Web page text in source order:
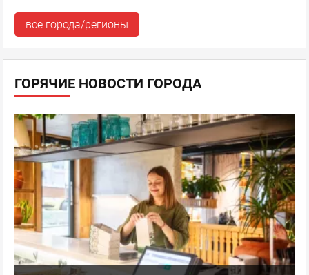
все города/регионы
ГОРЯЧИЕ НОВОСТИ ГОРОДА